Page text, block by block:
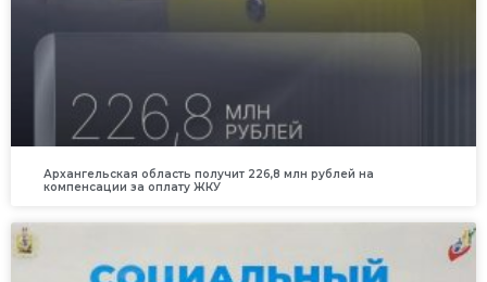
Архангельская область получит 226,8 млн рублей на
компенсации за оплату ЖКУ